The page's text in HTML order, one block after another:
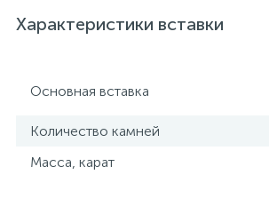
прилагаются бирка с указанием всех
параметров.*Цвета изделий на сайте
Характеристики вставки
Основная вставка
Количество камней
Масса, карат